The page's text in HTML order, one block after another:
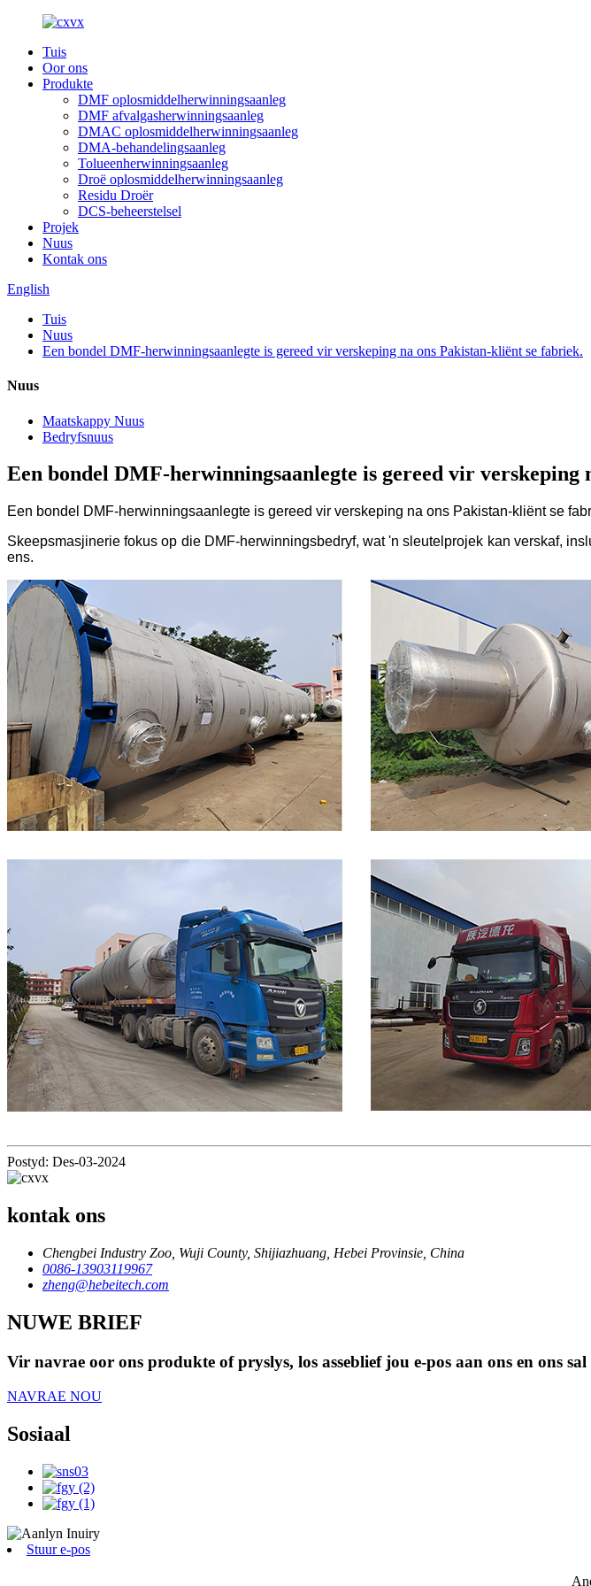
Tuis
Oor ons
Produkte
DMF oplosmiddelherwinningsaanleg
DMF afvalgasherwinningsaanleg
DMAC oplosmiddelherwinningsaanleg
DMA-behandelingsaanleg
Tolueenherwinningsaanleg
Droë oplosmiddelherwinningsaanleg
Residu Droër
DCS-beheerstelsel
Projek
Nuus
Kontak ons
English
Tuis
Nuus
Een bondel DMF-herwinningsaanlegte is gereed vir verskeping na ons Pakistan-kliënt se fabriek.
Nuus
Maatskappy Nuus
Bedryfsnuus
Een bondel DMF-herwinningsaanlegte is gereed vir verskeping
Een bondel DMF-herwinningsaanlegte is gereed vir verskeping na ons Pakistan-kliënt se
Skeepsmasjinerie fokus op die DMF-herwinningsbedryf, wat 'n sleutelprojek kan verskaf,
ens.
Postyd: Des-03-2024
kontak ons
Chengbei Industry Zoo, Wuji County, Shijiazhuang, Hebei Provinsie, China
0086-13903119967
zheng@hebeitech.com
NUWE BRIEF
Vir navrae oor ons produkte of pryslys, los asseblief jou e-pos aan ons en ons
NAVRAE NOU
Sosiaal
Stuur e-pos